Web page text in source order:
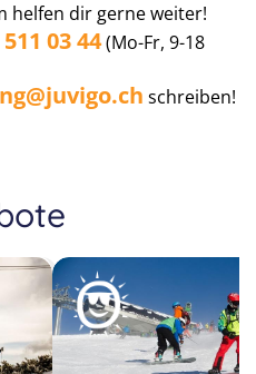
helfen dir gerne weiter!
03 44(Mo-Fr, 9-18
schreiben!